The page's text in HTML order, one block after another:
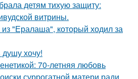
детям тихую защиту:
витрины.
"Ералаша", который ходил за
хочу!
70-летняя любовь
суррогатной матери ради